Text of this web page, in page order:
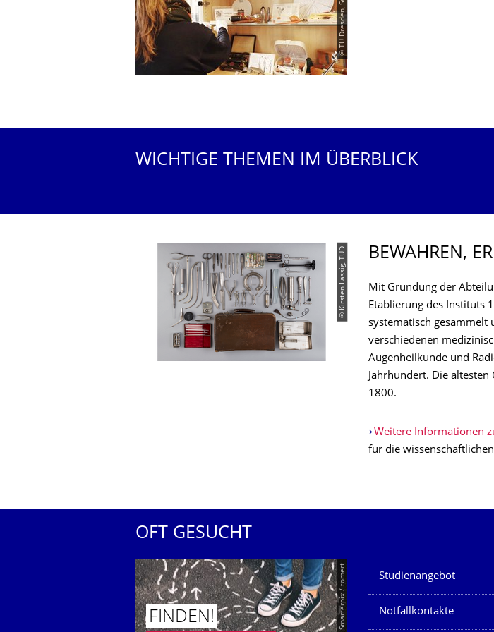
WICHTIGE THEMEN IM ÜBERBLICK
© Kirsten Lassig, TUD BEWAHREN,
Mit Gründung der
Etablierung des Instituts
systematisch gesammelt
verschiedenen
Augenheilkunde und
Jahrhundert. Die
1800.
Weitere Informationen
für die
OFT GESUCHT
© Smarterpix / tomert
FINDEN!
Unsere Dienste
Studienangebot
Notfallkontakte